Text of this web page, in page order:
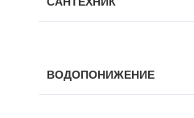
ВОДОПОНИЖЕНИЕ